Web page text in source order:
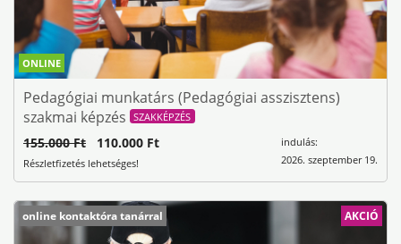
ONLINE
Pedagógiai munkatárs (Pedagógiai asszisztens)
szakmai képzés
SZAKKÉPZÉS
indulás:
2026. szeptember 19.
155.000 Ft 110.000 Ft
Részletfizetés lehetséges!
online kontaktóra tanárral AKCIÓ